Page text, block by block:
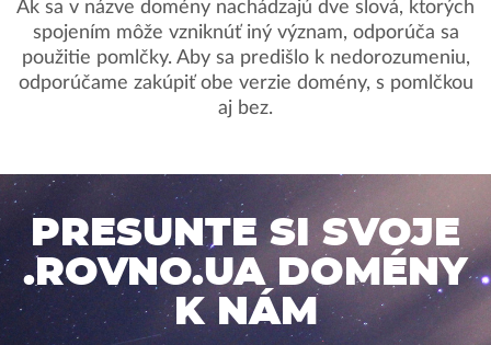
Ak sa v názve domény nachádzajú dve slová, ktorých
spojením môže vzniknúť iný význam, odporúča sa
použitie pomlčky. Aby sa predišlo k nedorozumeniu,
odporúčame zakúpiť obe verzie domény, s pomlčkou
aj bez.
PRESUNTE SI SVOJE
.ROVNO.UA DOMÉNY
K NÁM